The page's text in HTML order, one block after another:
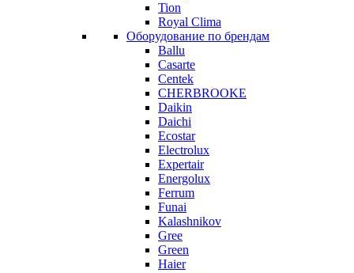
Tion
Royal Clima
Оборудование по брендам
Ballu
Casarte
Centek
CHERBROOKE
Daikin
Daichi
Ecostar
Electrolux
Expertair
Energolux
Ferrum
Funai
Kalashnikov
Gree
Grеen
Haier